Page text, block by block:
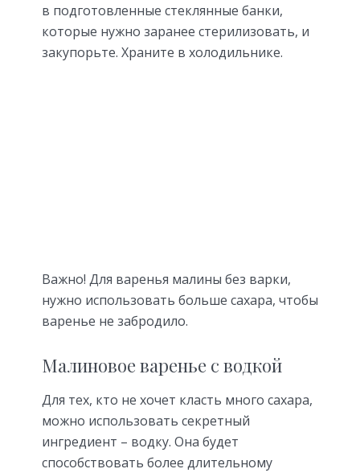
в подготовленные стеклянные банки,
которые нужно заранее стерилизовать, и
закупорьте. Храните в холодильнике.
Важно! Для варенья малины без варки,
нужно использовать больше сахара, чтобы
варенье не забродило.
Малиновое варенье с водкой
Для тех, кто не хочет класть много сахара,
можно использовать секретный
ингредиент – водку. Она будет
способствовать более длительному